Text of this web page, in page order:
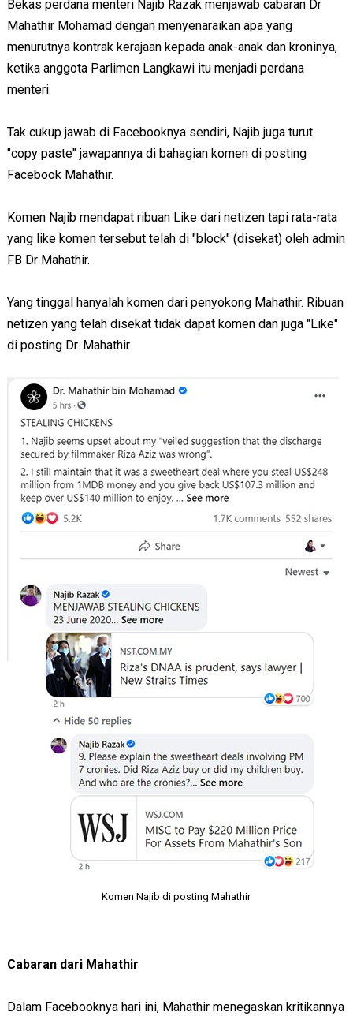
Bekas perdana menteri Najib Razak menjawab cabaran Dr
Mahathir Mohamad dengan menyenaraikan apa yang
menurutnya kontrak kerajaan kepada anak-anak dan kroninya,
ketika anggota Parlimen Langkawi itu menjadi perdana
menteri.
Tak cukup jawab di Facebooknya sendiri, Najib juga turut
"copy paste" jawapannya di bahagian komen di posting
Facebook Mahathir.
Komen Najib mendapat ribuan Like dari netizen tapi rata-rata
yang like komen tersebut telah di "block" (disekat) oleh admin
FB Dr Mahathir.
Yang tinggal hanyalah komen dari penyokong Mahathir. Ribuan
netizen yang telah disekat tidak dapat komen dan juga "Like"
di posting Dr. Mahathir
Komen Najib di posting Mahathir
Cabaran dari Mahathir
Dalam Facebooknya hari ini, Mahathir menegaskan kritikannya